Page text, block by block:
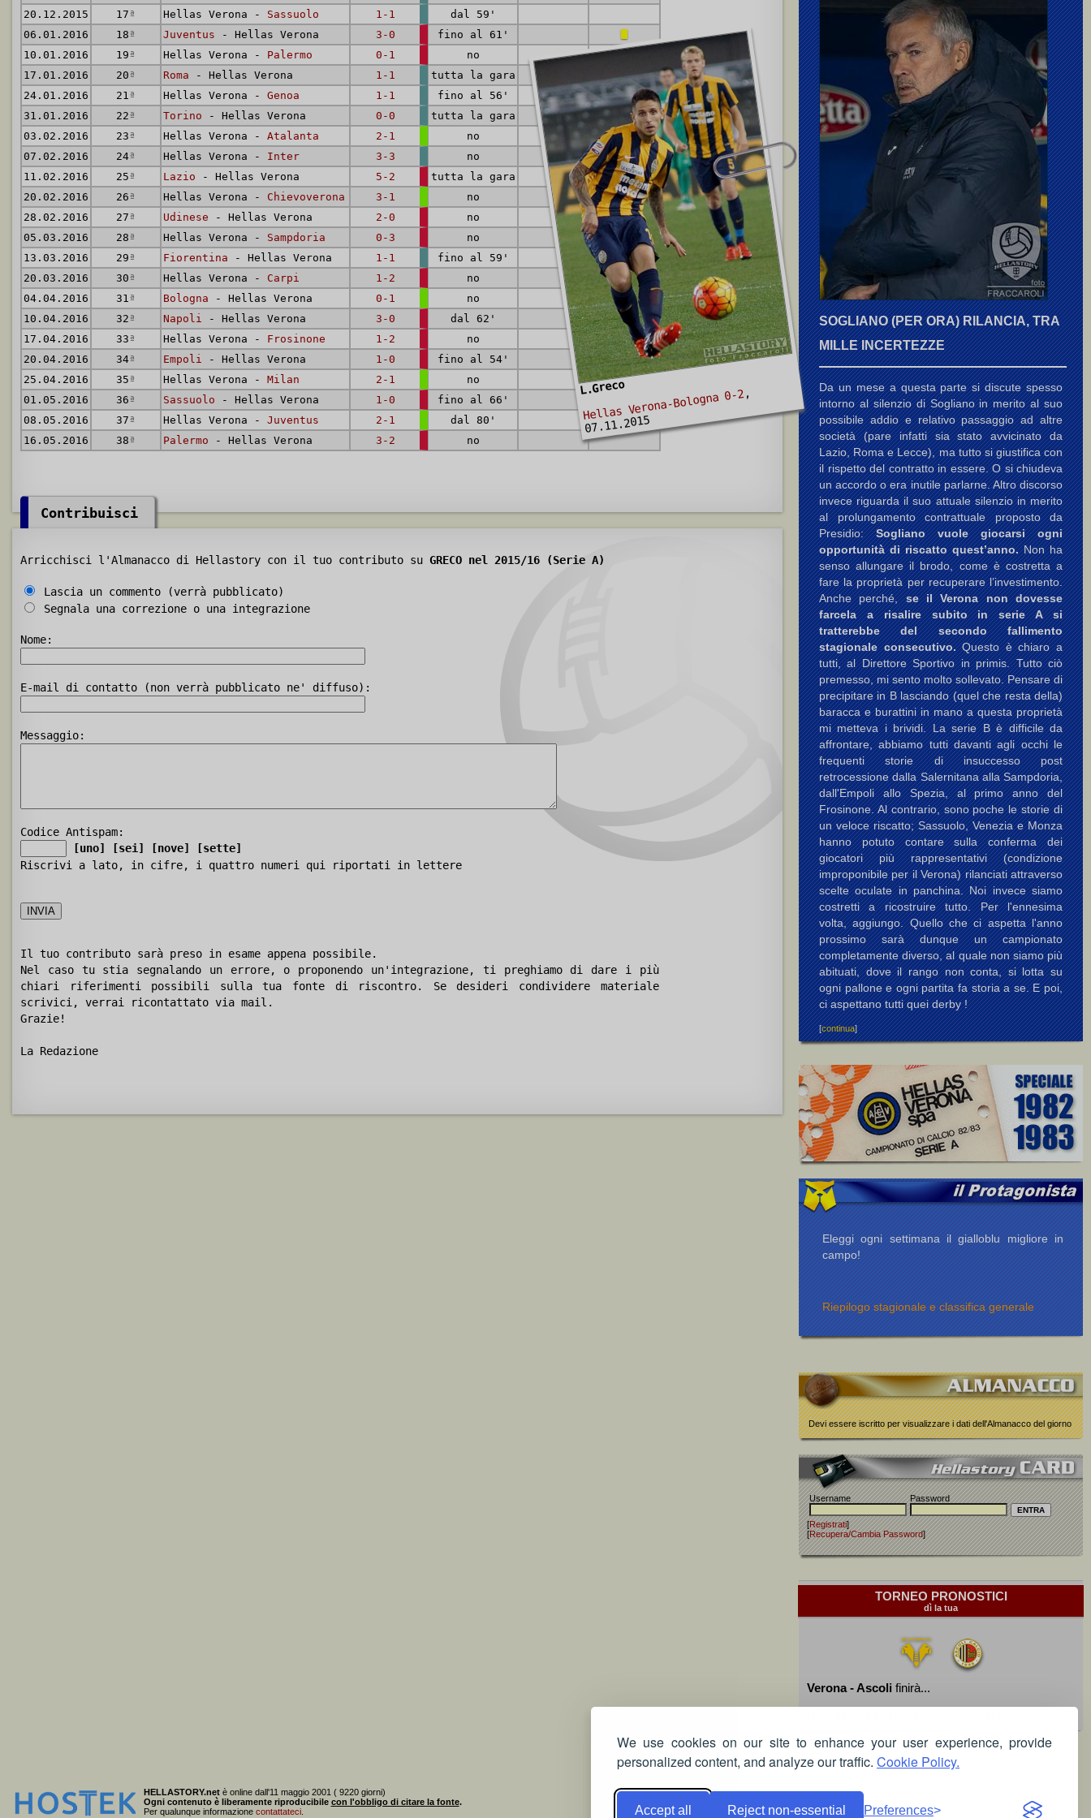
We use cookies on our site to enhance your user experience, provide
personalized content, and analyze our traffic. Cookie Policy.
Accept all Reject non-essential Preferences
L.Greco
Hellas Verona-Bologna 0-2 ,
07.11.2015
20.12.2015
17 ª Hellas Verona - Sassuolo 1-1
dal 59'
06.01.2016
18 ª Juventus - Hellas Verona 3-0
fino al 61'
10.01.2016
19 ª Hellas Verona - Palermo 0-1
no
17.01.2016
20 ª Roma - Hellas Verona 1-1
tutta la gara
24.01.2016
21 ª Hellas Verona - Genoa 1-1
fino al 56'
31.01.2016
22 ª Torino - Hellas Verona 0-0
tutta la gara
03.02.2016
23 ª Hellas Verona - Atalanta 2-1
no
07.02.2016
24ª Hellas Verona - Inter 3-3
no
11.02.2016
25 ª Lazio - Hellas Verona 5-2 tutta la gara
1
20.02.2016
26 ª Hellas Verona - Chievoverona 3-1
no
28.02.2016
27 ª Udinese - Hellas Verona 2-0
no
05.03.2016
28 ª Hellas Verona - Sampdoria 0-3
no
13.03.2016
29 ª Fiorentina - Hellas Verona 1-1
fino al 59'
20.03.2016
30 ª Hellas Verona - Carpi 1-2
no
04.04.2016
31 ª Bologna - Hellas Verona 0-1
no
10.04.2016
32 ª Napoli - Hellas Verona 3-0
dal 62'
17.04.2016
33 ª Hellas Verona - Frosinone 1-2
no
20.04.2016
34ª Empoli - Hellas Verona 1-0
fino al 54'
25.04.2016
35 ª Hellas Verona - Milan 2-1
no
01.05.2016
36 ª Sassuolo - Hellas Verona 1-0
fino al 66'
08.05.2016
37 ª Hellas Verona - Juventus 2-1
dal 80'
16.05.2016
38 ª Palermo - Hellas Verona 3-2 no
Contribuisci
Arricchisci l'Almanacco di Hellastory con il tuo contributo su GRECO nel 2015/16 (Serie A)
Lascia un commento (verrà pubblicato)
Segnala una correzione o una integrazione
Nome:
E-mail di contatto (non verrà pubblicato ne' diffuso):
Messaggio:
Codice Antispam:
[uno]
[sei] [nove]
[sette]
Riscrivi a lato, in cifre, i quattro numeri qui riportati in lettere
Il tuo contributo sarà preso in esame appena possibile.
Nel caso tu stia segnalando un errore, o proponendo un'integrazione, ti preghiamo di dare i più
chiari riferimenti possibili sulla tua fonte di riscontro. Se desideri condividere materiale
scrivici, verrai ricontattato via mail.
Grazie!
La Redazione
SOGLIANO (PER ORA) RILANCIA, TRA
MILLE INCERTEZZE
Da un mese a questa parte si discute spesso
intorno al silenzio di Sogliano in merito al suo
possibile addio e relativo passaggio ad altre
società (pare infatti sia stato avvicinato da
Lazio, Roma e Lecce), ma tutto si giustifica con
il rispetto del contratto in essere. O si chiudeva
un accordo o era inutile parlarne. Altro discorso
invece riguarda il suo attuale silenzio in merito
al prolungamento contrattuale proposto da
Presidio:Sogliano vuole giocarsi ogni
opportunità di riscatto quest’anno.Non ha
senso allungare il brodo, come è costretta a
fare la proprietà per recuperare l’investimento.
Anche perché,se il Verona non dovesse
farcela a risalire subito in serie A si
tratterebbe del secondo fallimento
stagionale consecutivo.Questo è chiaro a
tutti, al Direttore Sportivo in primis. Tutto ciò
premesso, mi sento molto sollevato. Pensare di
precipitare in B lasciando (quel che resta della)
baracca e burattini in mano a questa proprietà
mi metteva i brividi. La serie B è difficile da
affrontare, abbiamo tutti davanti agli occhi le
frequenti storie di insuccesso post
retrocessione dalla Salernitana alla Sampdoria,
dall'Empoli allo Spezia, al primo anno del
Frosinone. Al contrario, sono poche le storie di
un veloce riscatto; Sassuolo, Venezia e Monza
hanno potuto contare sulla conferma dei
giocatori più rappresentativi (condizione
improponibile per il Verona) rilanciati attraverso
scelte oculate in panchina. Noi invece siamo
costretti a ricostruire tutto. Per l'ennesima
volta, aggiungo. Quello che ci aspetta l'anno
prossimo sarà dunque un campionato
completamente diverso, al quale non siamo più
abituati, dove il rango non conta, si lotta su
ogni pallone e ogni partita fa storia a se. E poi,
ci aspettano tutti quei derby !
[continua]
Eleggi ogni settimana il gialloblu migliore in
campo!
Riepilogo stagionale e classifica generale
Devi essere iscritto per visualizzare i dati dell'Almanacco del giorno
Username Password
[Registrati]
[Recupera/Cambia Password]
TORNEO PRONOSTICI
dì la tua
Verona - Ascoli finirà...
HELLASTORY.netè online dall'11 maggio 2001 ( 9220 giorni)
Ogni contenuto è liberamente riproducibile con l'obbligo di citare la fonte.
Per qualunque informazione contattateci.